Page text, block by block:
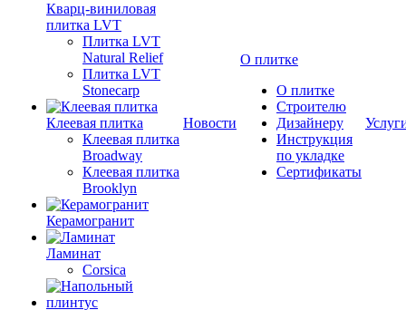
Кварц-виниловая
плитка LVT
Плитка LVT
Natural Relief
Плитка LVT
Stonecarp
Клеевая плитка
Клеевая плитка
Broadway
Клеевая плитка
Brooklyn
Керамогранит
Ламинат
Corsica
Новости
О плитке
О плитке
Строителю
Дизайнеру
Инструкция
по укладке
Сертификаты